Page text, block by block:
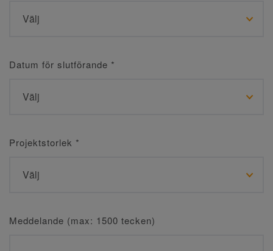
Datum för slutförande *
Projektstorlek *
Meddelande (max: 1500 tecken)